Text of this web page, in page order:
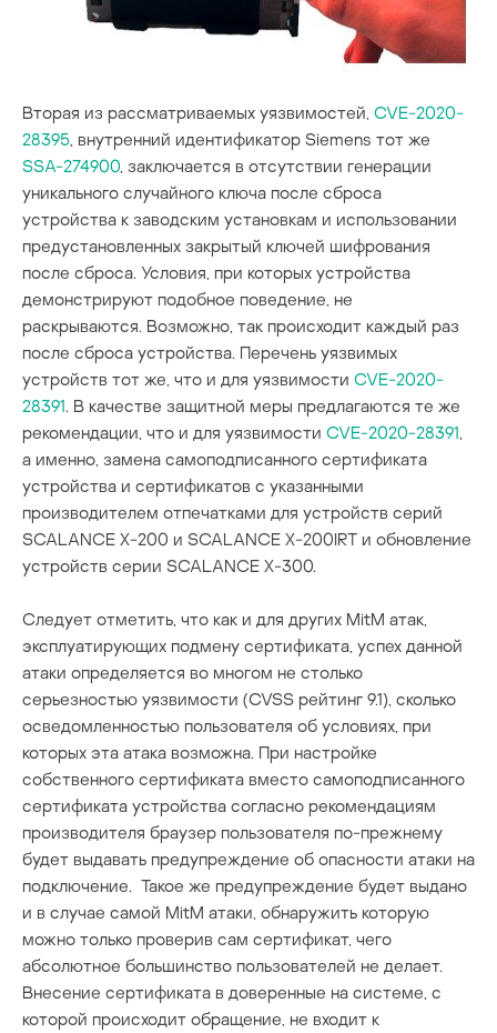
Вторая из рассматриваемых уязвимостей, CVE-2020-
28395, внутренний идентификатор Siemens тот же
SSA-274900, заключается в отсутствии генерации
уникального случайного ключа после сброса
устройства к заводским установкам и использовании
предустановленных закрытый ключей шифрования
после сброса. Условия, при которых устройства
демонстрируют подобное поведение, не
раскрываются. Возможно, так происходит каждый раз
после сброса устройства. Перечень уязвимых
устройств тот же, что и для уязвимости CVE-2020-
28391. В качестве защитной меры предлагаются те же
рекомендации, что и для уязвимости CVE-2020-28391,
а именно, замена самоподписанного сертификата
устройства и сертификатов с указанными
производителем отпечатками для устройств серий
SCALANCE X-200 и SCALANCE X-200IRT и обновление
устройств серии SCALANCE X-300.
Следует отметить, что как и для других MitM атак,
эксплуатирующих подмену сертификата, успех данной
атаки определяется во многом не столько
серьезностью уязвимости (CVSS рейтинг 9.1), сколько
осведомленностью пользователя об условиях, при
которых эта атака возможна. При настройке
собственного сертификата вместо самоподписанного
сертификата устройства согласно рекомендациям
производителя браузер пользователя по-прежнему
будет выдавать предупреждение об опасности атаки на
подключение. Такое же предупреждение будет выдано
и в случае самой MitM атаки, обнаружить которую
можно только проверив сам сертификат, чего
абсолютное большинство пользователей не делает.
Внесение сертификата в доверенные на системе, с
которой происходит обращение, не входит к